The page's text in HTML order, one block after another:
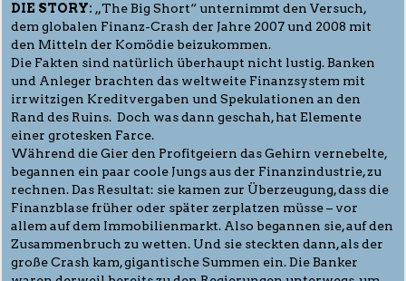
DIE STORY: „The Big Short“ unternimmt den Versuch,
dem globalen Finanz-Crash der Jahre 2007 und 2008 mit
den Mitteln der Komödie beizukommen.
Die Fakten sind natürlich überhaupt nicht lustig. Banken
und Anleger brachten das weltweite Finanzsystem mit
irrwitzigen Kreditvergaben und Spekulationen an den
Rand des Ruins. Doch was dann geschah, hat Elemente
einer grotesken Farce.
Während die Gier den Profitgeiern das Gehirn vernebelte,
begannen ein paar coole Jungs aus der Finanzindustrie, zu
rechnen. Das Resultat: sie kamen zur Überzeugung, dass die
Finanzblase früher oder später zerplatzen müsse – vor
allem auf dem Immobilienmarkt. Also begannen sie, auf den
Zusammenbruch zu wetten. Und sie steckten dann, als der
große Crash kam, gigantische Summen ein. Die Banker